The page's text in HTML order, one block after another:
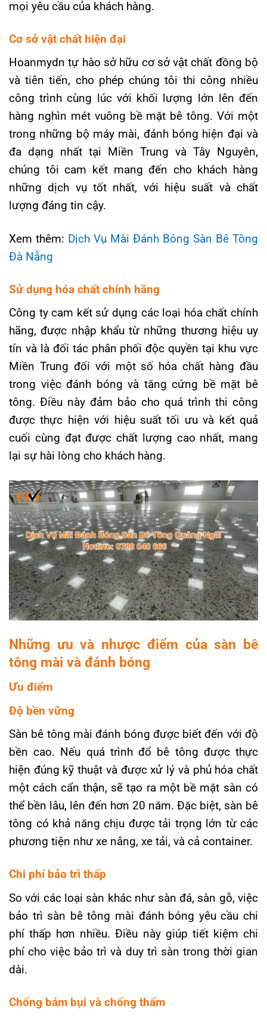
mọi yêu cầu của khách hàng.
Cơ sở vật chất hiện đại
Hoanmydn tự hào sở hữu cơ sở vật chất đồng bộ
và tiên tiến, cho phép chúng tôi thi công nhiều
công trình cùng lúc với khối lượng lớn lên đến
hàng nghìn mét vuông bề mặt bê tông. Với một
trong những bộ máy mài, đánh bóng hiện đại và
đa dạng nhất tại Miền Trung và Tây Nguyên,
chúng tôi cam kết mang đến cho khách hàng
những dịch vụ tốt nhất, với hiệu suất và chất
lượng đáng tin cậy.
Xem thêm: Dịch Vụ Mài Đánh Bóng Sàn Bê Tông
Đà Nẵng
Sử dụng hóa chất chính hãng
Công ty cam kết sử dụng các loại hóa chất chính
hãng, được nhập khẩu từ những thương hiệu uy
tín và là đối tác phân phối độc quyền tại khu vực
Miền Trung đối với một số hóa chất hàng đầu
trong việc đánh bóng và tăng cứng bề mặt bê
tông. Điều này đảm bảo cho quá trình thi công
được thực hiện với hiệu suất tối ưu và kết quả
cuối cùng đạt được chất lượng cao nhất, mang
lại sự hài lòng cho khách hàng.
Những ưu và nhược điểm của sàn bê
tông mài và đánh bóng
Ưu điểm
Độ bền vững
Sàn bê tông mài đánh bóng được biết đến với độ
bền cao. Nếu quá trình đổ bê tông được thực
hiện đúng kỹ thuật và được xử lý và phủ hóa chất
một cách cẩn thận, sẽ tạo ra một bề mặt sàn có
thể bền lâu, lên đến hơn 20 năm. Đặc biệt, sàn bê
tông có khả năng chịu được tải trọng lớn từ các
phương tiện như xe nâng, xe tải, và cả container.
Chi phí bảo trì thấp
So với các loại sàn khác như sàn đá, sàn gỗ, việc
bảo trì sàn bê tông mài đánh bóng yêu cầu chi
phí thấp hơn nhiều. Điều này giúp tiết kiệm chi
phí cho việc bảo trì và duy trì sàn trong thời gian
dài.
Chống bám bụi và chống thấm